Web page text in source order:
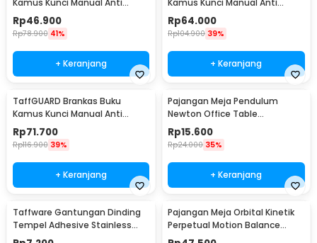
Kamus Kunci Manual Anti
Maling Hidden Safe Box Kecil -
KB-10L
Rp46.900
Rp78.900 41%
+ Keranjang
Kamus Kunci Manual Anti
Maling Hidden Safe Box Sedang
- KB-10L
Rp64.000
Rp104.900 39%
+ Keranjang
TaffGUARD Brankas Buku
Kamus Kunci Manual Anti
Maling Hidden Safe Box Besar -
KB-10L
Rp71.700
Rp116.900 39%
+ Keranjang
Pajangan Meja Pendulum
Newton Office Table
Decoration 5 Ball S - H50S
Rp15.600
Rp24.000 35%
+ Keranjang
Taffware Gantungan Dinding
Tempel Adhesive Stainless
Steel 6 PCS - ST40
Pajangan Meja Orbital Kinetik
Perpetual Motion Balance
Physics - NR31TX